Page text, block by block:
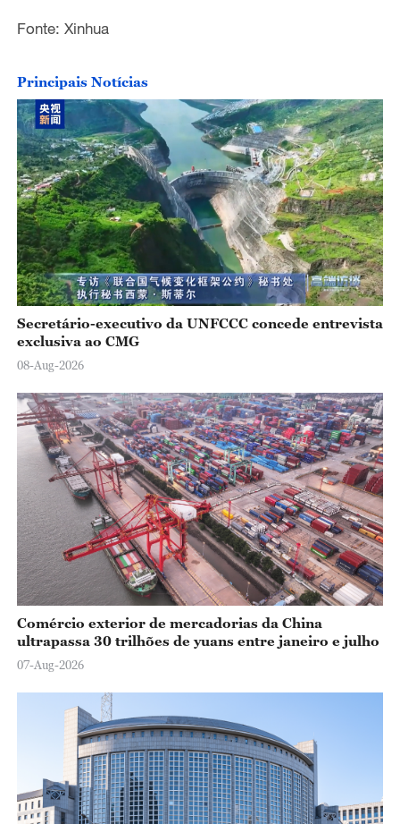
Fonte: Xinhua
Principais Notícias
Secretário-executivo da UNFCCC concede entrevista
exclusiva ao CMG
08-Aug-2026
Comércio exterior de mercadorias da China
ultrapassa 30 trilhões de yuans entre janeiro e julho
07-Aug-2026